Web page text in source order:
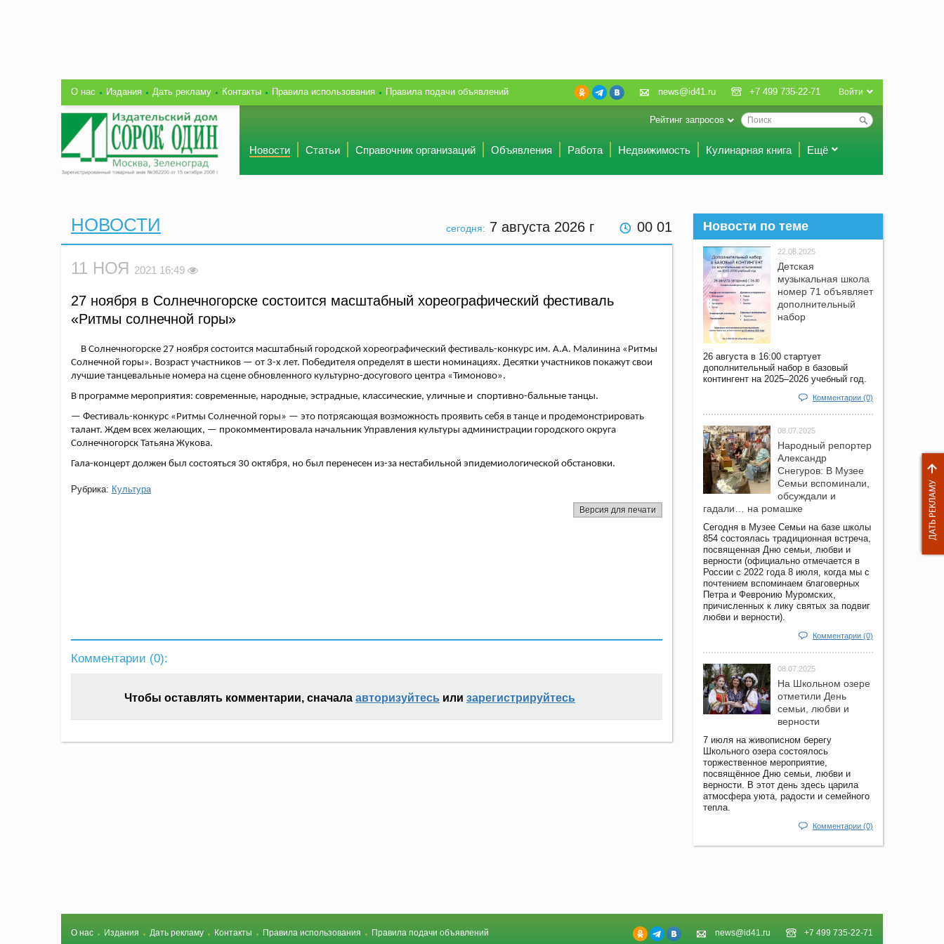
О нас Издания Дать рекламу Контакты Правила использования Правила подачи объявлений Войти
news@id41.ru +7 499 735-22-71
Рейтинг запросов
Новости Статьи Справочник организаций Объявления Работа Недвижимость Кулинарная книга Ещё
сегодня: 7 августа 2026 г 00:02
НОВОСТИ
11 НОЯ 2021 16:49
27 ноября в Солнечногорске состоится масштабный хореографический фестиваль
«Ритмы солнечной горы»
В Солнечногорске 27 ноября состоится масштабный городской хореографический фестиваль-конкурс им. А.А. Малинина «Ритмы
Солнечной горы». Возраст участников — от 3-х лет. Победителя определят в шести номинациях. Десятки участников покажут свои
лучшие танцевальные номера на сцене обновленного культурно-досугового центра «Тимоново».
В программе мероприятия: современные, народные, эстрадные, классические, уличные и спортивно-бальные танцы.
— Фестиваль-конкурс «Ритмы Солнечной горы» — это потрясающая возможность проявить себя в танце и продемонстрировать
талант. Ждем всех желающих, — прокомментировала начальник Управления культуры администрации городского округа
Солнечногорск Татьяна Жукова.
Гала-концерт должен был состояться 30 октября, но был перенесен из-за нестабильной эпидемиологической обстановки.
Рубрика: Культура
Версия для печати
Комментарии (0):
Чтобы оставлять комментарии, сначала авторизуйтесь или зарегистрируйтесь
Новости по теме
22.08.2025
Детская
музыкальная школа
номер 71 объявляет
дополнительный
набор
26 августа в 16:00 стартует
дополнительный набор в базовый
контингент на 2025–2026 учебный год.
Комментарии (0)
08.07.2025
Народный репортер
Александр
Снегуров: В Музее
Семьи вспоминали,
обсуждали и
гадали… на ромашке
Сегодня в Музее Семьи на базе школы
854 состоялась традиционная встреча,
посвященная Дню семьи, любви и
верности (официально отмечается в
России с 2022 года 8 июля, когда мы с
почтением вспоминаем благоверных
Петра и Февронию Муромских,
причисленных к лику святых за подвиг
любви и верности).
Комментарии (0)
08.07.2025
На Школьном озере
отметили День
семьи, любви и
верности
7 июля на живописном берегу
Школьного озера состоялось
торжественное мероприятие,
посвящённое Дню семьи, любви и
верности. В этот день здесь царила
атмосфера уюта, радости и семейного
тепла.
Комментарии (0)
news@id41.ru +7 499 735-22-71
О нас Издания Дать рекламу Контакты Правила использования Правила подачи объявлений